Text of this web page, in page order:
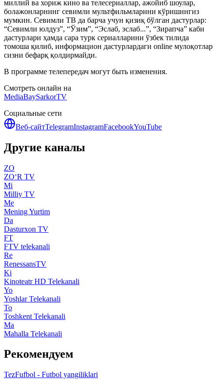
миллий ва хориж кино ва телесериаллар, ажойиб шоулар,
болажонларнинг севимли мультфильмларини кўришингиз
мумкин. Севимли ТВ да барча учун қизиқ бўлган дастурлар:
“Севимли юлдуз”, “Ўзим”, “Эслаб, эслаб...”, “Зирапча” каби
дастурлари ҳамда сара турк сериалларини ўзбек тилида
томоша қилиб, информацион дастурлардаги online мулоқотлар
сизни бефарқ қолдирмайди.
В программе телепередач могут быть изменения.
Смотреть онлайн на
MediaBaySarkorTV
Социальные сети
Веб-сайтTelegramInstagramFacebookYouTube
Другие каналы
ZO
ZO‘R TV
Mi
Milliy TV
Me
Mening Yurtim
Da
Dasturxon TV
FT
FTV telekanali
Re
RenessansTV
Ki
Kinoteatr HD Telekanali
Yo
Yoshlar Telekanali
To
Toshkent Telekanali
Ma
Mahalla Telekanali
Рекомендуем
TezFufbol - Futbol yangiliklari